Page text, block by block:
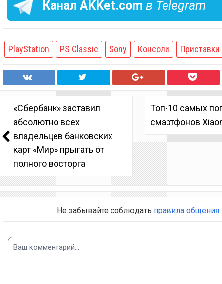
Канал AKKet.com в Telegram
PlayStation PS Classic Sony Консоли Приставки
«Сбербанк» заставил
абсолютно всех
владельцев банковских
карт «Мир» прыгать от
полного восторга
Топ-10 самых
смартфонов
Не забывайте соблюдать правила общения.